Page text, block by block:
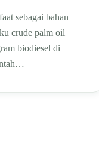
sebagai bahan
crude palm oil
biodiesel di